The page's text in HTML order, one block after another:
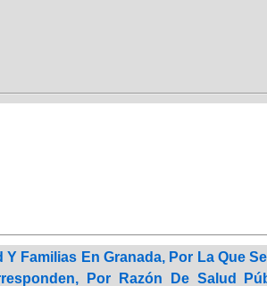
Familias En Granada, Por La Que
Por Razón De Salud